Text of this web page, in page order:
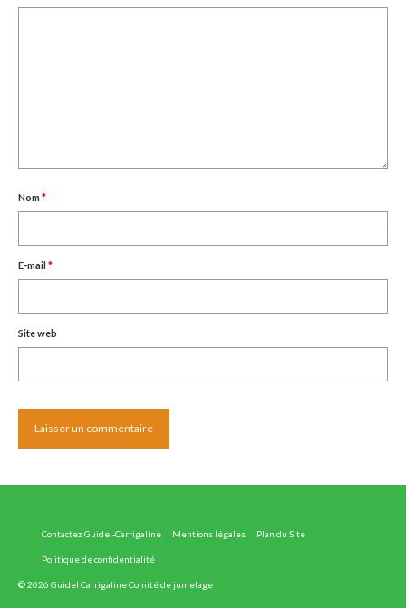
Nom*
E-mail*
Site web
Contactez Guidel-Carrigaline Mentions légales Plan du SIte
Politique de confidentialité
© 2026 Guidel Carrigaline Comité de jumelage